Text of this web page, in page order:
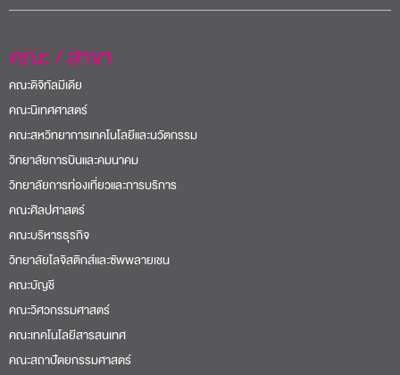
คณะ / สาขา
คณะดิจิทัลมีเดีย
คณะนิเทศศาสตร์
คณะสหวิทยาการเทคโนโลยีและนวัตกรรม
วิทยาลัยการบินและคมนาคม
วิทยาลัยการท่องเที่ยวและการบริการ
คณะศิลปศาสตร์
คณะบริหารธุรกิจ
วิทยาลัยโลจิสติกส์และซัพพลายเชน
คณะบัญชี
คณะวิศวกรรมศาสตร์
คณะเทคโนโลยีสารสนเทศ
คณะสถาปัตยกรรมศาสตร์